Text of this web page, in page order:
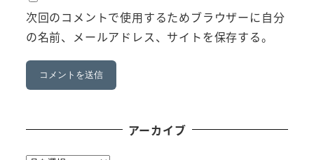
次回のコメントで使用するためブラウザーに自分
の名前、メールアドレス、サイトを保存する。
アーカイブ